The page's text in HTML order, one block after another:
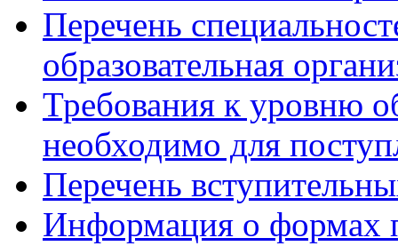
Перечень
образовательная
Требования к уровню
необходимо для
Перечень
Информация о формах